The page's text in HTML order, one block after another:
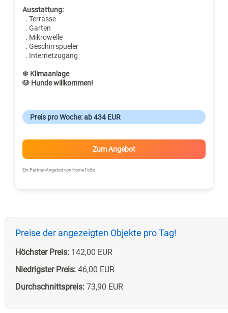
Ausstattung:
. Terrasse
. Garten
. Mikrowelle
. Geschirrspueler
. Internetzugang
❄ Klimaanlage
🐶 Hunde willkommen!
Preis pro Woche: ab 434 EUR
Zum Angebot
Ein Partner-Angebot von HomeToGo
Preise der angezeigten Objekte pro Tag!
Höchster Preis:142,00 EUR
Niedrigster Preis:46,00 EUR
Durchschnittspreis:73,90 EUR